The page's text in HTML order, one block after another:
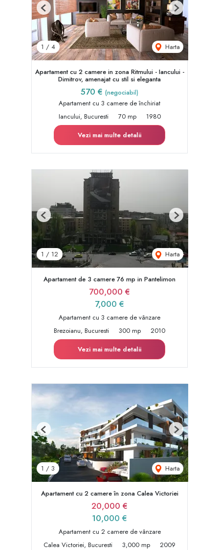
1 / 4 Harta
Previous Next
Apartament cu 2 camere in zona Ritmului - Iancului -
Dimitrov, amenajat cu stil si eleganta
570 € (negociabil)
Apartament cu 3 camere de închiriat
Iancului, Bucuresti
70 mp
1980
Vezi mai multe detalii
1 / 12 Harta
Previous Next
Apartament de 3 camere 76 mp in Pantelimon
700,000 €
7,000 €
Apartament cu 3 camere de vânzare
Brezoianu, Bucuresti
300 mp
2010
Vezi mai multe detalii
1 / 3 Harta
Previous Next
Apartament cu 2 camere în zona Calea Victoriei
20,000 €
10,000 €
Apartament cu 2 camere de vânzare
Calea Victoriei, Bucuresti
3,000 mp
2009